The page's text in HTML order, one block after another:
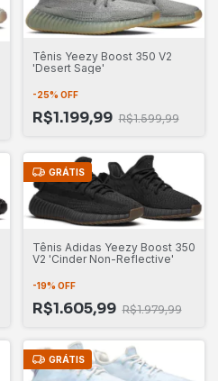
Tênis Yeezy Boost 350 V2
'Desert Sage'
-25% OFF
R$1.199,99 R$1.599,99
GRÁTIS
Tênis Adidas Yeezy Boost 350
V2 'Cinder Non-Reflective'
-19% OFF
R$1.605,99 R$1.979,99
GRÁTIS